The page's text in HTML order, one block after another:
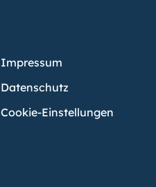
Impressum
Datenschutz
Cookie-Einstellungen